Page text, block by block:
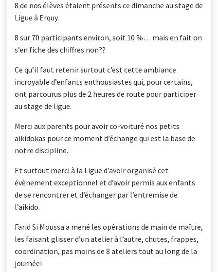
8 de nos élèves étaient présents ce dimanche au stage de
Ligue à Erquy.
8 sur 70 participants environ, soit 10 %… mais en fait on
s’en fiche des chiffres non??
Ce qu’il faut retenir surtout c’est cette ambiance
incroyable d’enfants enthousiastes qui, pour certains,
ont parcourus plus de 2 heures de route pour participer
au stage de ligue.
Merci aux parents pour avoir co-voituré nos petits
aikidokas pour ce moment d’échange qui est la base de
notre discipline.
Et surtout merci à la Ligue d’avoir organisé cet
évènement exceptionnel et d’avoir permis aux enfants
de se rencontrer et d’échanger par l’entremise de
l’aikido.
Farid Si Moussa a mené les opérations de main de maître,
les faisant glisser d’un atelier à l’autre, chutes, frappes,
coordination, pas moins de 8 ateliers tout au long de la
journée!